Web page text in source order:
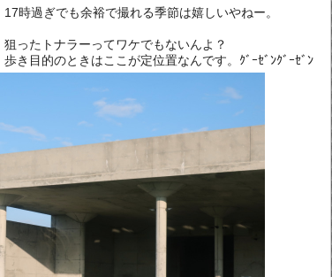
17時過ぎでも余裕で撮れる季節は嬉しいやねー。
狙ったトナラーってワケでもないんよ？
歩き目的のときはここが定位置なんです。ｸﾞｰｾﾞﾝｸﾞｰｾﾞﾝ